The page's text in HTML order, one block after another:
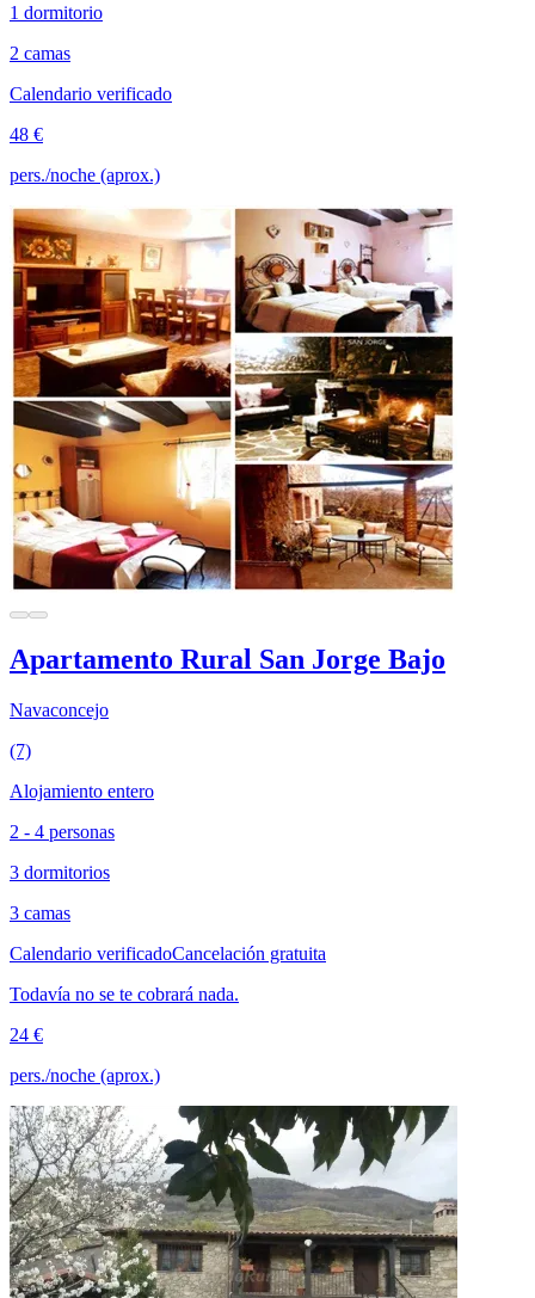
1 dormitorio
2 camas
Calendario verificado
48 €
pers./noche (aprox.)
Apartamento Rural San Jorge Bajo
Navaconcejo
(7)
Alojamiento entero
2 - 4 personas
3 dormitorios
3 camas
Calendario verificadoCancelación gratuita
Todavía no se te cobrará nada.
24 €
pers./noche (aprox.)